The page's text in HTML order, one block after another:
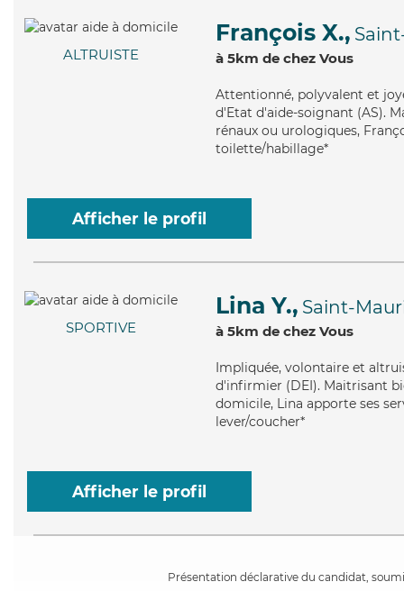
ALTRUISTE
François X.,
à 5km de chez Vous
Attentionné, polyvalent et
d'Etat d'aide-soignant (AS).
rénaux ou urologiques,
toilette/habillage*
Afficher le profil
SPORTIVE
Lina Y., Saint-
à 5km de chez Vous
Impliquée, volontaire et
d'infirmier (DEI). Maitrisant
domicile, Lina apporte ses
lever/coucher*
Afficher le profil
Présentation déclarative du candidat,